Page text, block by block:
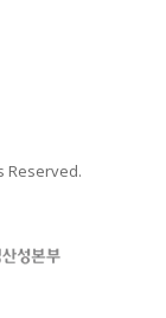
Reserved.